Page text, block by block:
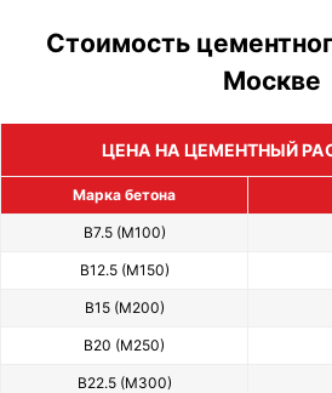
Стоимость
Москве
ЦЕНА НА ЦЕМЕНТНЫЙ
Марка бетона
В7.5 (М100)
В12.5 (М150)
В15 (М200)
В20 (М250)
В22.5 (М300)